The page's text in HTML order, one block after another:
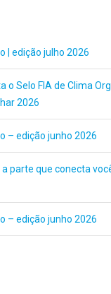
| edição julho 2026
o Selo FIA de Clima
2026
– edição junho 2026
a parte que conecta
– edição junho 2026